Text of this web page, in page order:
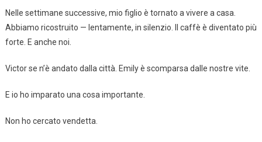
Nelle settimane successive, mio figlio è tornato a vivere a casa.
Abbiamo ricostruito — lentamente, in silenzio. Il caffè è diventato più
forte. E anche noi.
Victor se n’è andato dalla città. Emily è scomparsa dalle nostre vite.
E io ho imparato una cosa importante.
Non ho cercato vendetta.